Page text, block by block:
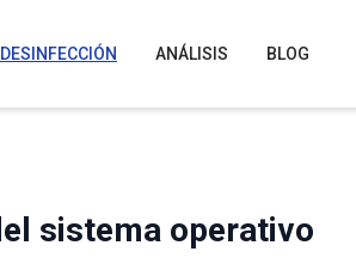
ANÁLISIS BLOG
sistema operativo